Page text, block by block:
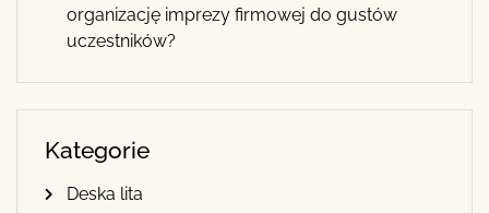
organizację imprezy firmowej do gustów
uczestników?
Kategorie
Deska lita